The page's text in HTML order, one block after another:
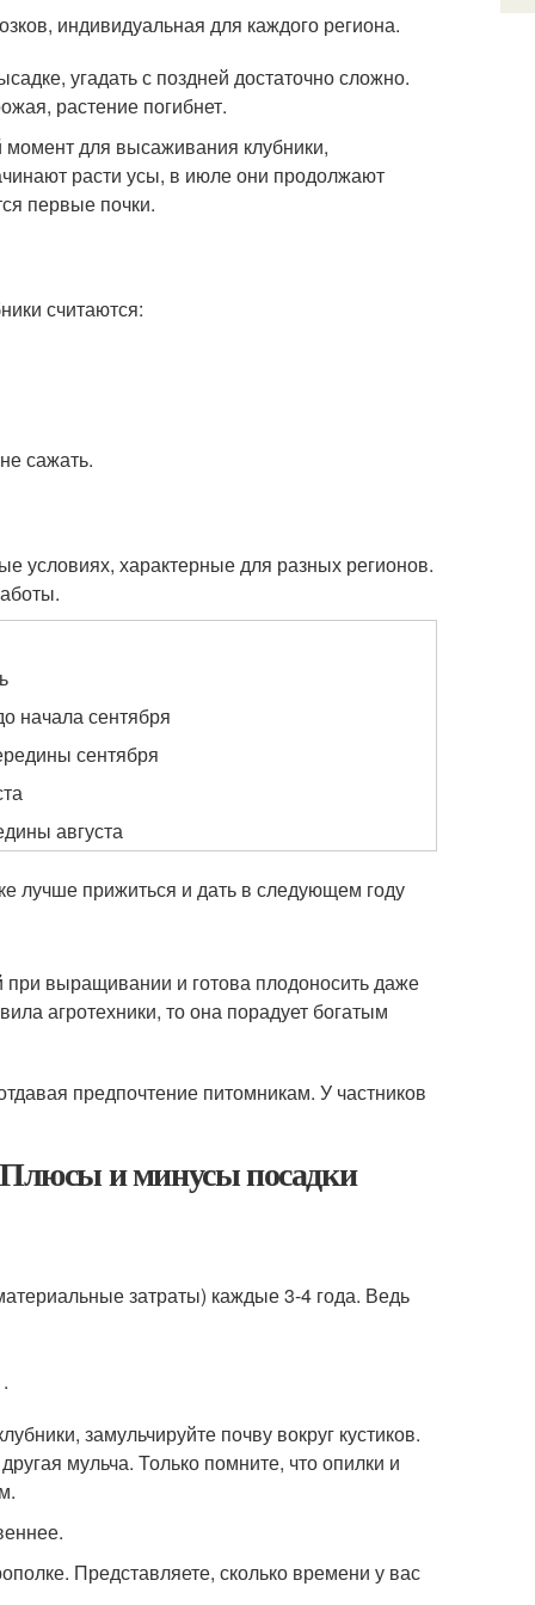
индивидуальная для каждого региона.
угадать с поздней достаточно сложно.
растение погибнет.
для высаживания клубники,
расти усы, в июле они продолжают
первые почки.
считаются:
сажать.
условиях, характерные для разных регионов.
начала сентября
сентября
августа
лучше прижиться и дать в следующем году
при выращивании и готова плодоносить даже
агротехники, то она порадует богатым
предпочтение питомникам. У частников
Плюсы и минусы посадки
затраты) каждые 3-4 года. Ведь
замульчируйте почву вокруг кустиков.
мульча. Только помните, что опилки и
Представляете, сколько времени у вас